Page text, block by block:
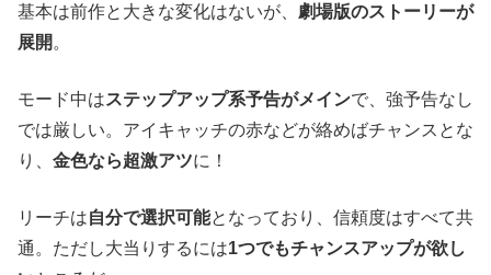
基本は前作と大きな変化はないが、 劇場版のストーリーが
展開 。
モード中はステップアップ系予告がメインで、強予告なし
では厳しい。アイキャッチの赤などが絡めばチャンスとな
り、 金色なら超激アツに！
リーチは自分で選択可能となっており、信頼度はすべて共
通。ただし大当りするには1つでもチャンスアップが欲し